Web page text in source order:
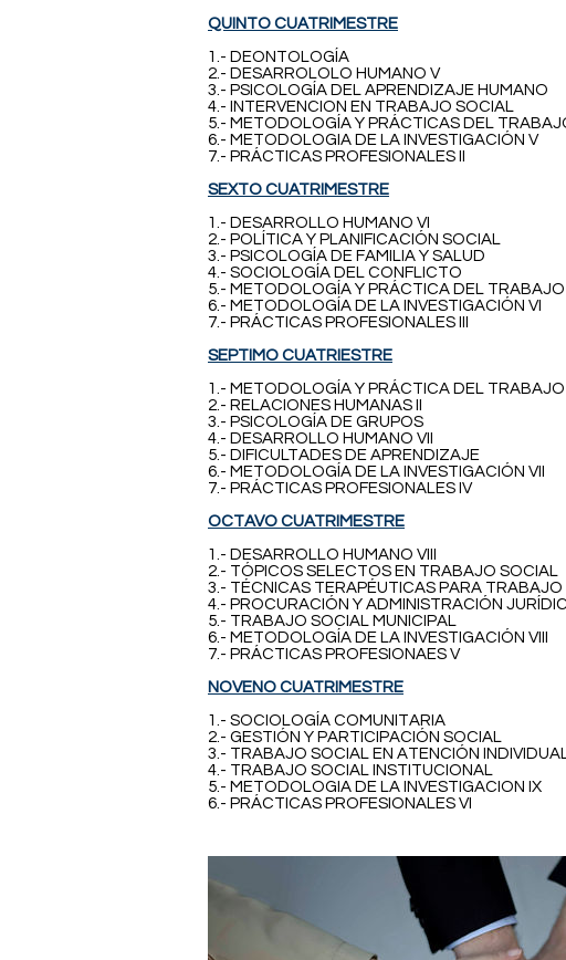
QUINTO CUATRIMESTRE
1.- DEONTOLOGÍA
2.- DESARROLOLO HUMANO V
3.- PSICOLOGÍA DEL APRENDIZAJE HUMANO
4.- INTERVENCION EN TRABAJO SOCIAL
5.- METODOLOGÍA Y PRÁCTICAS DEL
6.- METODOLOGIA DE LA INVESTIGACIÓN V
7.- PRÁCTICAS PROFESIONALES II
SEXTO CUATRIMESTRE
1.- DESARROLLO HUMANO VI
2.- POLÍTICA Y PLANIFICACIÓN SOCIAL
3.- PSICOLOGÍA DE FAMILIA Y SALUD
4.- SOCIOLOGÍA DEL CONFLICTO
5.- METODOLOGÍA Y PRÁCTICA DEL TRABAJO
6.- METODOLOGÍA DE LA INVESTIGACIÓN VI
7.- PRÁCTICAS PROFESIONALES III
SEPTIMO CUATRIESTRE
1.- METODOLOGÍA Y PRÁCTICA DEL TRABAJO
2.- RELACIONES HUMANAS II
3.- PSICOLOGÍA DE GRUPOS
4.- DESARROLLO HUMANO VII
5.- DIFICULTADES DE APRENDIZAJE
6.- METODOLOGÍA DE LA INVESTIGACIÓN VII
7.- PRÁCTICAS PROFESIONALES IV
OCTAVO CUATRIMESTRE
1.- DESARROLLO HUMANO VIII
2.- TÓPICOS SELECTOS EN TRABAJO SOCIAL
3.- TÉCNICAS TERAPÉUTICAS PARA TRABAJO
4.- PROCURACIÓN Y ADMINISTRACIÓN
5.- TRABAJO SOCIAL MUNICIPAL
6.- METODOLOGÍA DE LA INVESTIGACIÓN VIII
7.- PRÁCTICAS PROFESIONAES V
NOVENO CUATRIMESTRE
1.- SOCIOLOGÍA COMUNITARIA
2.- GESTIÓN Y PARTICIPACIÓN SOCIAL
3.- TRABAJO SOCIAL EN ATENCIÓN
4.- TRABAJO SOCIAL INSTITUCIONAL
5.- METODOLOGIA DE LA INVESTIGACION IX
6.- PRÁCTICAS PROFESIONALES VI